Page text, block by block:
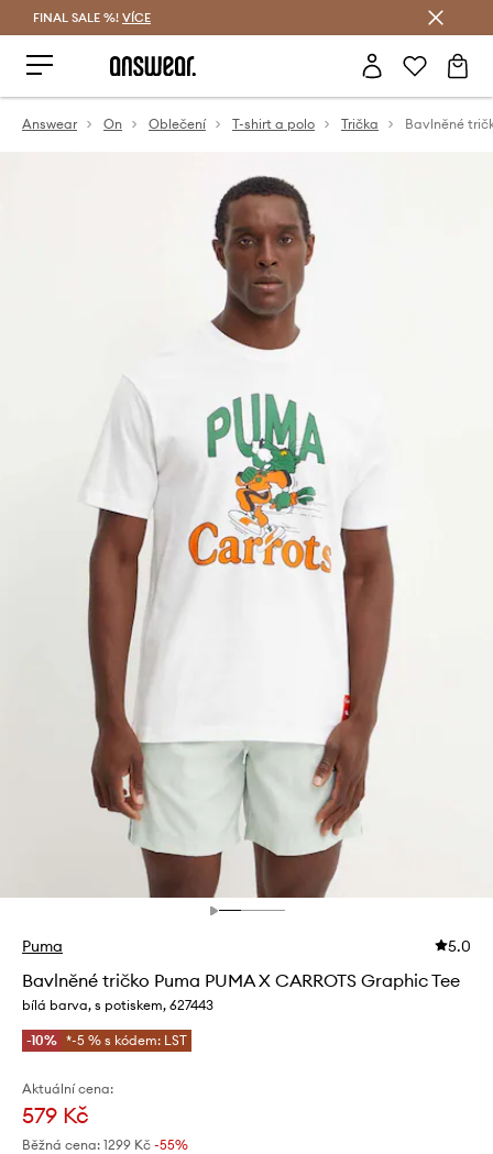
FINAL SALE %! VÍCE
Answear On Oblečení T-shirt a polo Trička
Puma 5.0
Bavlněné tričko Puma PUMA X CARROTS Graphic Tee
bílá barva, s potiskem, 627443
-10% *-5 % s kódem: LST
Aktuální cena:
579 Kč
Běžná cena: 1299 Kč -55%